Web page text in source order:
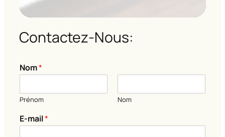
Contactez-Nous:
Nom*
Prénom Nom
E
-E-mail*